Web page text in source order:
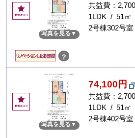
お
気
写真を見る
共益費：
1LDK / 51㎡
2号棟302号室
？
お
気
写真を見る
74,100円
共益費：
1LDK / 51㎡
2号棟402号室